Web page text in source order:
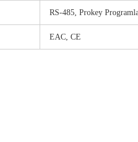
RS-485, Prokey
EAC, CE